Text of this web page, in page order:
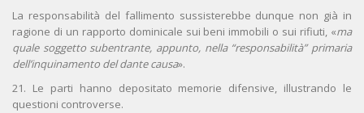
La responsabilità del fallimento sussisterebbe dunque non già in
ragione di un rapporto dominicale sui beni immobili o sui rifiuti, «ma
quale soggetto subentrante, appunto, nella “responsabilità” primaria
dell’inquinamento del dante causa».
21. Le parti hanno depositato memorie difensive, illustrando le
questioni controverse.